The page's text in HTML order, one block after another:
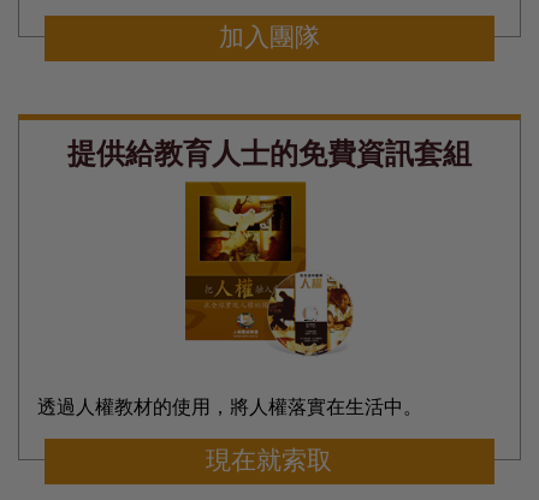
加入團隊
提供給教育人士的免費資訊套組
透過人權教材的使用，將人權落實在生活中。
現在就索取